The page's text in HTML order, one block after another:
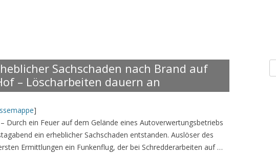
Sachschaden nach Brand auf
– Löscharbeiten dauern an
]
Durch ein Feuer auf dem Gelände eines Autoverwertungsbetriebs
ein erheblicher Sachschaden entstanden. Auslöser des
Ermittlungen ein Funkenflug, der bei Schredderarbeiten auf …